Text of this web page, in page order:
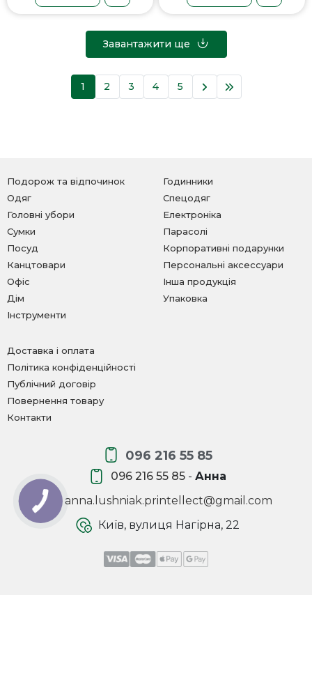
Завантажити ще
1 2 3 4 5
Подорож та відпочинок
Одяг
Головні убори
Сумки
Посуд
Канцтовари
Офіс
Дім
Інструменти
Годинники
Спецодяг
Електроніка
Парасолі
Корпоративні подарунки
Персональні аксессуари
Інша продукція
Упаковка
Доставка і оплата
Політика конфіденційності
Публічний договір
Повернення товару
Контакти
096 216 55 85
096 216 55 85 - Анна
anna.lushniak.printellect@gmail.com
Київ, вулиця Нагірна, 22